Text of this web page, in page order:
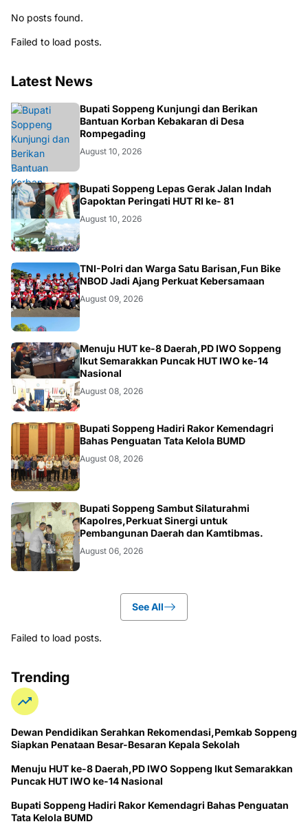
No posts found.
Failed to load posts.
Latest News
NEWS
Bupati Soppeng Kunjungi dan Berikan
Bantuan Korban Kebakaran di Desa
Rompegading
August 10, 2026
NEWS
Bupati Soppeng Lepas Gerak Jalan Indah
Gapoktan Peringati HUT RI ke- 81
August 10, 2026
MAKASSAR
TNI-Polri dan Warga Satu Barisan,Fun Bike
NBOD Jadi Ajang Perkuat Kebersamaan
August 09, 2026
NEWS
Menuju HUT ke-8 Daerah,PD IWO Soppeng
Ikut Semarakkan Puncak HUT IWO ke-14
Nasional
August 08, 2026
NEWS
Bupati Soppeng Hadiri Rakor Kemendagri
Bahas Penguatan Tata Kelola BUMD
August 08, 2026
NEWS
Bupati Soppeng Sambut Silaturahmi
Kapolres,Perkuat Sinergi untuk
Pembangunan Daerah dan Kamtibmas.
August 06, 2026
See All
Failed to load posts.
Trending
Dewan Pendidikan Serahkan Rekomendasi,Pemkab Soppeng
Siapkan Penataan Besar-Besaran Kepala Sekolah
Menuju HUT ke-8 Daerah,PD IWO Soppeng Ikut Semarakkan
Puncak HUT IWO ke-14 Nasional
Bupati Soppeng Hadiri Rakor Kemendagri Bahas Penguatan
Tata Kelola BUMD